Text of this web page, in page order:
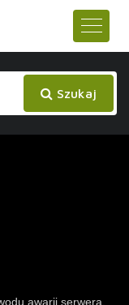
Szukaj